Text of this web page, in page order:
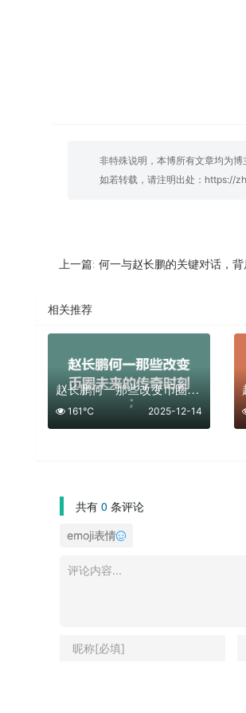
非特殊说明，本博所有文章均为博
如若转载，请注明出处： https://
上一篇: 何一与赵长鹏的关键对话，
相关推荐
赵长鹏何一那些改变币圈未来的传奇时刻；
2025-12-14
161℃
共有 0 条评论
emoji表情